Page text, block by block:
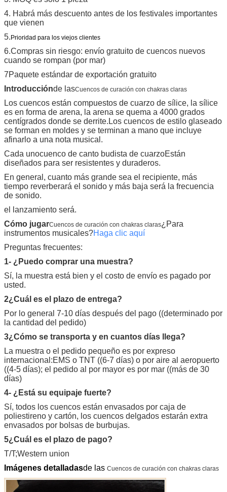
4. Habrá más descuento antes de los festivales importantes
que vienen
5.Prioridad para los viejos clientes
6.Compras sin riesgo: envío gratuito de cuencos nuevos
cuando se rompan (por mar)
7Paquete estándar de exportación gratuito
Introducciónde lasCuencos de curación con chakras claras
Los cuencos están compuestos de cuarzo de sílice, la sílice
es en forma de arena, la arena se quema a 4000 grados
centígrados donde se derrite.Los cuencos de estilo glaseado
se forman en moldes y se terminan a mano que incluye
afinarlo a una nota musical.
Cada unocuenco de canto budista de cuarzoEstán
diseñados para ser resistentes y duraderos.
En general, cuanto más grande sea el recipiente, más
tiempo reverberará el sonido y más baja será la frecuencia
de sonido.
el lanzamiento será.
Cómo jugarCuencos de curación con chakras claras¿Para
instrumentos musicales?Haga clic aquí
Preguntas frecuentes:
1- ¿Puedo comprar una muestra?
Sí, la muestra está bien y el costo de envío es pagado por
usted.
2¿Cuál es el plazo de entrega?
Por lo general 7-10 días después del pago ((determinado por
la cantidad del pedido)
3¿Cómo se transporta y en cuantos días llega?
La muestra o el pedido pequeño es por expreso
internacional:EMS o TNT ((6-7 días) o por aire al aeropuerto
((4-5 días); el pedido al por mayor es por mar ((más de 30
días)
4- ¿Está su equipaje fuerte?
Sí, todos los cuencos están envasados por caja de
poliestireno y cartón, los cuencos delgados estarán extra
envasados por bolsas de burbujas.
5¿Cuál es el plazo de pago?
T/T;Western union
Imágenes detalladasde las Cuencos de curación con chakras claras